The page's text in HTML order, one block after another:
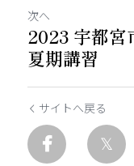
次へ
2023 宇都
夏期講習
サイトへ戻る